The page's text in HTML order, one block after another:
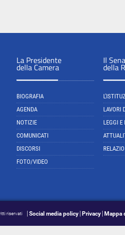
La Presidente
della Camera
BIOGRAFIA
AGENDA
NOTIZIE
COMUNICATI
DISCORSI
FOTO/VIDEO
Il
della
LAVORI
LEGGI E
riservati Social media policy Privacy Mappa